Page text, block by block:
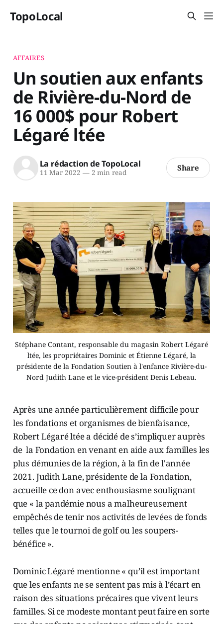
TopoLocal
AFFAIRES
Un soutien aux enfants
de Rivière-du-Nord de
16 000$ pour Robert
Légaré ltée
La rédaction de TopoLocal
11 Mar 2022 —2 min read Share
Stéphane Contant, responsable du magasin Robert Légaré
ltée, les propriétaires Dominic et Étienne Légaré, la
présidente de la Fondation Soutien à l'enfance Rivière-du-
Nord Judith Lane et le vice-président Denis Lebeau.
Après une année particulièrement difficile pour
les fondations et organismes de bienfaisance,
Robert Légaré ltée a décidé de s’impliquer auprès
de la Fondation en venant en aide aux familles les
plus démunies de la région, à la fin de l'année
2021. Judith Lane, présidente de la Fondation,
accueille ce don avec enthousiasme soulignant
que « la pandémie nous a malheureusement
empêchés de tenir nos activités de levées de fonds
telles que le tournoi de golf ou les soupers-
bénéfice ».
Dominic Légaré mentionne « qu’il est important
que les enfants ne se sentent pas mis à l’écart en
raison des situations précaires que vivent leurs
familles. Si ce modeste montant peut faire en sorte